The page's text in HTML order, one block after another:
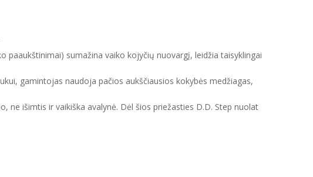
sumažina vaiko kojyčių nuovargį, leidžia taisyklingai
gamintojas naudoja pačios aukščiausios kokybės medžiagas,
ne išimtis ir vaikiška avalynė. Dėl šios priežasties D.D. Step nuolat